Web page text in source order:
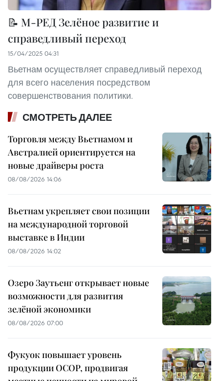
📝 М-РЕД Зелёное развитие и
справедливый переход
15/04/2025 04:31
Вьетнам осуществляет справедливый переход
для всего населения посредством
совершенствования политики.
СМОТРЕТЬ ДАЛЕЕ
Торговля между Вьетнамом и
Австралией ориентируется на
новые драйверы роста
08/08/2026 14:06
Вьетнам укрепляет свои позиции
на международной торговой
выставке в Индии
08/08/2026 14:02
Озеро Заутьенг открывает новые
возможности для развития
зелёной экономики
08/08/2026 07:00
Фукуок повышает уровень
продукции OCOP, продвигая